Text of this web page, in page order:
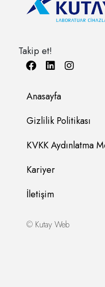
Takip et!
Anasayfa
Gizlilik Politikası
KVKK Aydınlatma
Kariyer
İletişim
© Kutay Web